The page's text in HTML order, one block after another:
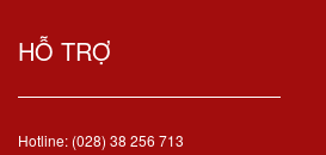
HỖ TRỢ
Hotline: (028) 38 256 713